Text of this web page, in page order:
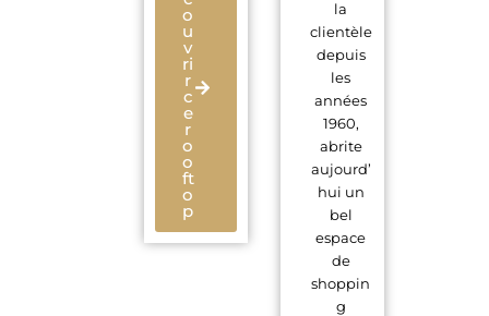
o
u
v
ri
r
c
e
r
o
o
ft
o
p
la
clientèle
depuis
les
années
1960,
abrite
aujourd’
hui un
bel
espace
de
shoppin
g